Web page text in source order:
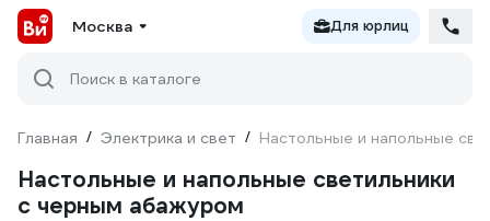
Москва Для юрлиц
Поиск в каталоге
Главная / Электрика и свет / Настольные и напольные
Настольные и напольные светильники
с черным абажуром